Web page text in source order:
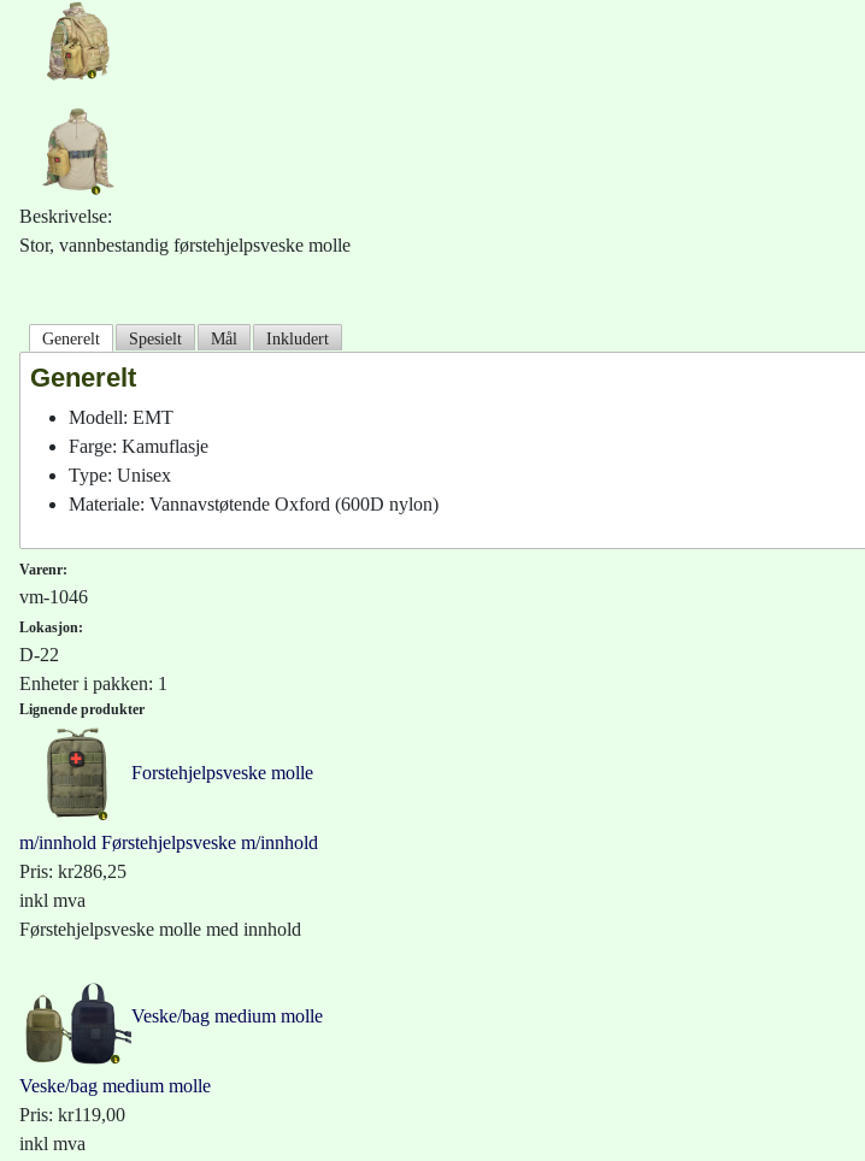
Beskrivelse:
Stor, vannbestandig førstehjelpsveske molle
Generelt Spesielt Mål Inkludert
Generelt
Modell: EMT
Farge: Kamuflasje
Type: Unisex
Materiale: Vannavstøtende Oxford (600D nylon)
Varenr:
vm-1046
Lokasjon:
D-22
Enheter i pakken: 1
Lignende produkter
Forstehjelpsveske molle
m/innhold Førstehjelpsveske m/innhold
Pris: kr286,25
inkl mva
Førstehjelpsveske molle med innhold
Veske/bag medium molle
Veske/bag medium molle
Pris: kr119,00
inkl mva